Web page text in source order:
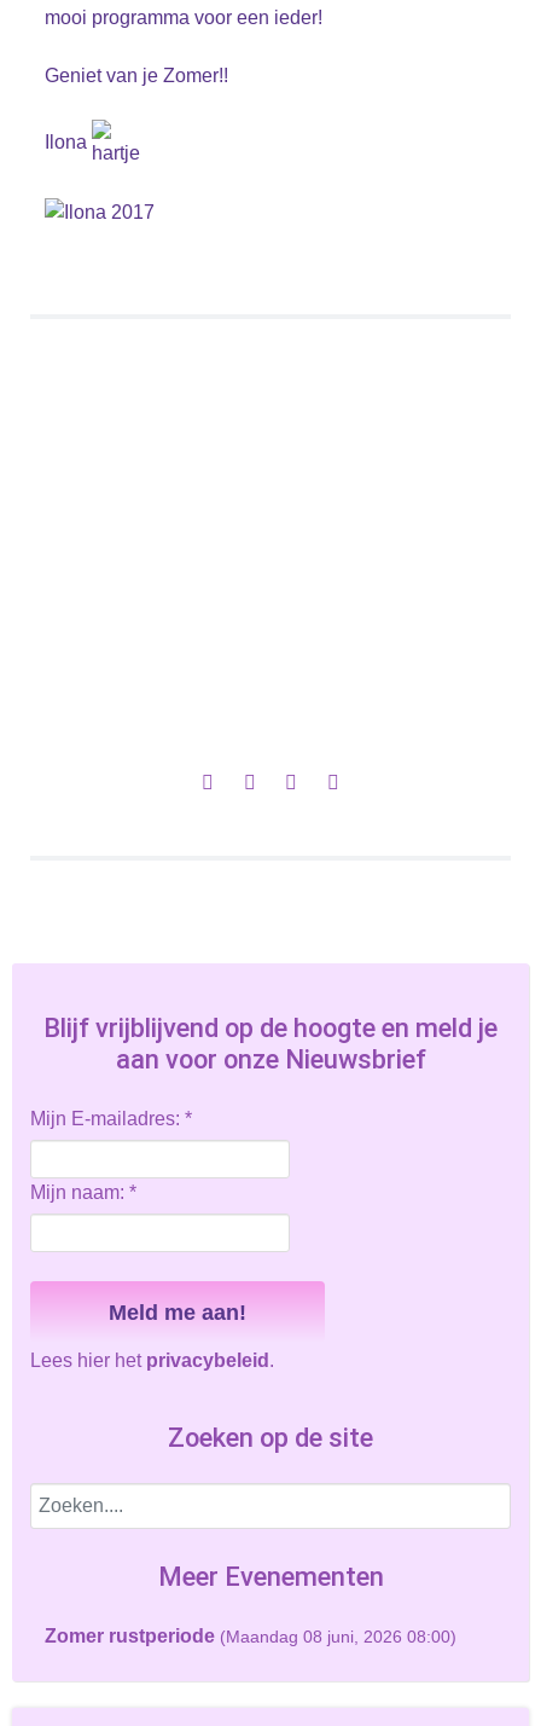
mooi programma voor een ieder!
Geniet van je Zomer!!
Ilona
Blijf vrijblijvend op de hoogte en meld je
aan voor onze Nieuwsbrief
Mijn E-mailadres: *
Mijn naam: *
Lees hier het privacybeleid .
Zoeken op de site
Meer Evenementen
Zomer rustperiode (Maandag 08 juni, 2026 08:00)